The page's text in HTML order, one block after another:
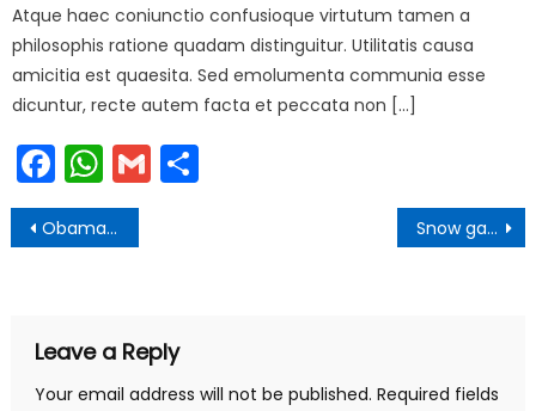
Atque haec coniunctio confusioque virtutum tamen a
philosophis ratione quadam distinguitur. Utilitatis causa
amicitia est quaesita. Sed emolumenta communia esse
dicuntur, recte autem facta et peccata non […]
Facebook
WhatsApp
Gmail
Post
navigation
Obama press meet 2019 Snow game in Himalayas
Leave a Reply
Your email address will not be published. Required fields